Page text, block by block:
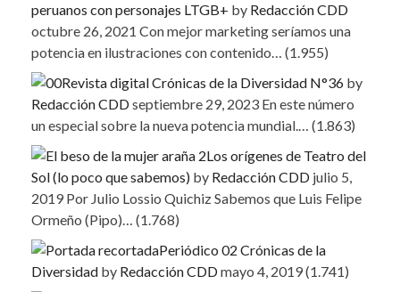
peruanos con personajes LTGB+ by Redacción CDD
octubre 26, 2021 Con mejor marketing seríamos una
potencia en ilustraciones con contenido… (1.955)
Revista digital Crónicas de la Diversidad N°36 by
Redacción CDDseptiembre 29, 2023 En este número
un especial sobre la nueva potencia mundial.… (1.863)
Los orígenes de Teatro del
Sol (lo poco que sabemos) by Redacción CDD julio 5,
2019 Por Julio Lossio Quichiz Sabemos que Luis Felipe
Ormeño (Pipo)… (1.768)
Periódico 02 Crónicas de la
Diversidad by Redacción CDDmayo 4, 2019(1.741)